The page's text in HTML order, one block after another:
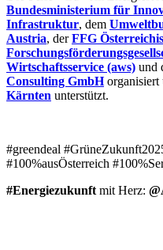
Bundesministerium für
Infrastruktur, dem
Austria, derFFG
Wirtschaftsservice (aws) und
Consulting GmbHorganisiert
Kärnten unterstützt.
#greendeal
#100%ausÖsterreich
#Energiezukunft mit Herz: